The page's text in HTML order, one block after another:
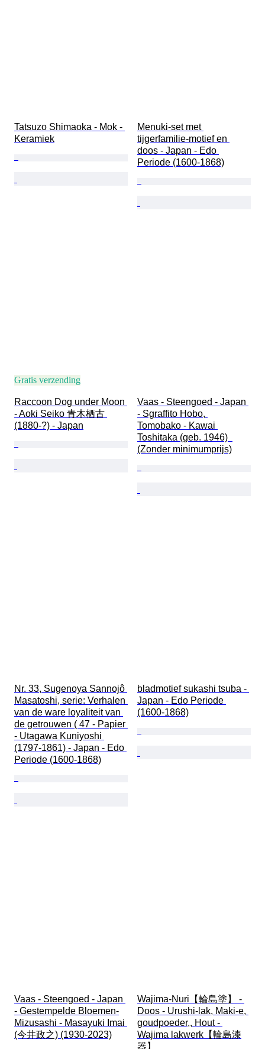
Tatsuzo Shimaoka - Mok -
Keramiek
Menuki-set met
tijgerfamilie-motief en
doos - Japan - Edo
Periode (1600-1868)
Gratis verzending
Raccoon Dog under Moon
- Aoki Seiko 青木栖古
(1880-?) - Japan
Vaas - Steengoed - Japan
- Sgraffito Hobo,
Tomobako - Kawai
Toshitaka (geb. 1946)
(Zonder minimumprijs)
Nr. 33, Sugenoya Sannojô
Masatoshi, serie: Verhalen
van de ware loyaliteit van
de getrouwen ( 47 - Papier
- Utagawa Kuniyoshi
(1797-1861) - Japan - Edo
Periode (1600-1868)
bladmotief sukashi tsuba -
Japan - Edo Periode
(1600-1868)
Vaas - Steengoed - Japan
- Gestempelde Bloemen-
Mizusashi - Masayuki Imai
(今井政之) (1930-2023)
Wajima-Nuri【輪島塗】 -
Doos - Urushi-lak, Maki-e,
goudpoeder,, Hout -
Wajima lakwerk【輪島漆
器】